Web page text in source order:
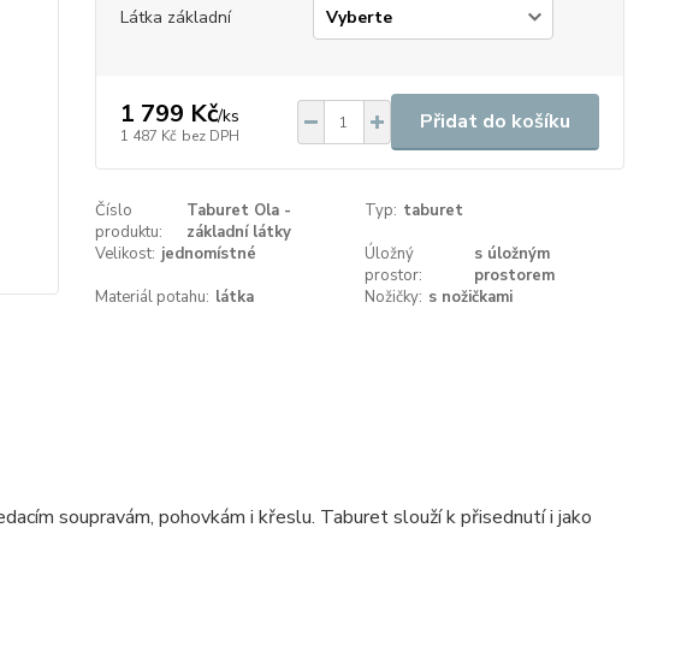
Látka základní
1 799 Kč/ks
1 487 Kč bez DPH
Přidat do košíku
Číslo
produktu:
Taburet Ola -
základní látky
Typ: taburet
Velikost: jednomístné
Úložný
prostor:
s úložným
prostorem
Materiál potahu: látka Nožičky: s nožičkami
soupravám, pohovkám i křeslu. Taburet slouží k přisednutí i jako